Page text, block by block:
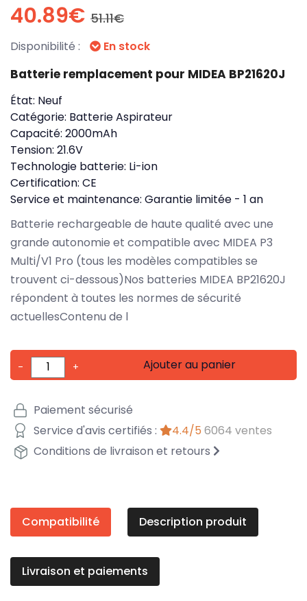
40.89€ 51.11€
Disponibilité : En stock
Batterie remplacement pour MIDEA BP21620J
État: Neuf
Catégorie: Batterie Aspirateur
Capacité: 2000mAh
Tension: 21.6V
Technologie batterie: Li-ion
Certification: CE
Service et maintenance: Garantie limitée - 1 an
Batterie rechargeable de haute qualité avec une
grande autonomie et compatible avec MIDEA P3
Multi/V1 Pro (tous les modèles compatibles se
trouvent ci-dessous)Nos batteries MIDEA BP21620J
répondent à toutes les normes de sécurité
actuellesContenu de l
- + Ajouter au panier
Paiement sécurisé
Service d'avis certifiés :
4.4/5 6064 ventes
Conditions de livraison et retours
Compatibilité Description produit
Livraison et paiements